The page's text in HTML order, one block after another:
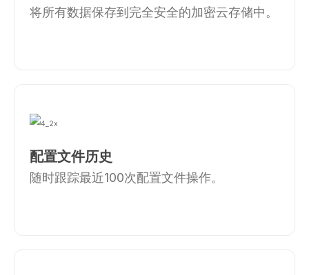
将所有数据保存到完全安全的加密云存储中。
配置文件历史
随时跟踪最近100次配置文件操作。